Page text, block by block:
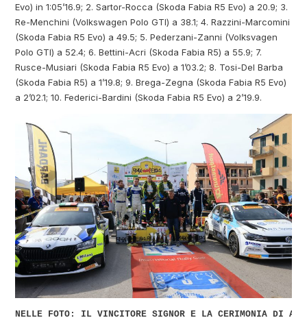
Evo) in 1:05’16.9; 2. Sartor-Rocca (Skoda Fabia R5 Evo) a 20.9; 3.
Re-Menchini (Volkswagen Polo GTI) a 38.1; 4. Razzini-Marcomini
(Skoda Fabia R5 Evo) a 49.5; 5. Pederzani-Zanni (Volksvagen
Polo GTI) a 52.4; 6. Bettini-Acri (Skoda Fabia R5) a 55.9; 7.
Rusce-Musiari (Skoda Fabia R5 Evo) a 1’03.2; 8. Tosi-Del Barba
(Skoda Fabia R5) a 1’19.8; 9. Brega-Zegna (Skoda Fabia R5 Evo)
a 2’02.1; 10. Federici-Bardini (Skoda Fabia R5 Evo) a 2’19.9.
NELLE FOTO: IL VINCITORE SIGNOR E LA CERIMONIA DI